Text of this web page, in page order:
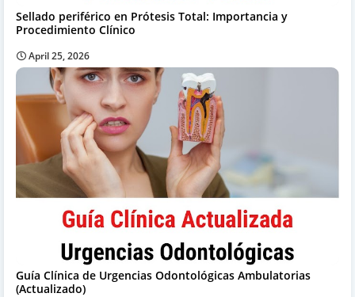
Sellado periférico en Prótesis Total: Importancia y
Procedimiento Clínico
April 25, 2026
Guía Clínica de Urgencias Odontológicas Ambulatorias
(Actualizado)